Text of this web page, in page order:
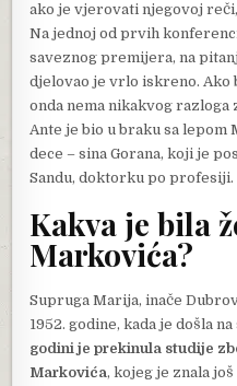
ako je vjerovati njegovoj
Na jednoj od prvih
saveznog premijera, na
djelovao je vrlo iskreno. Ako
onda nema nikakvog
Ante je bio u braku sa lepom
dece – sina Gorana, koji je
Sandu, doktorku po profesiji.
Kakva je bila
Markovića?
Supruga Marija, inače
1952. godine, kada je došla
godini je prekinula studije
Markovića, kojeg je znala